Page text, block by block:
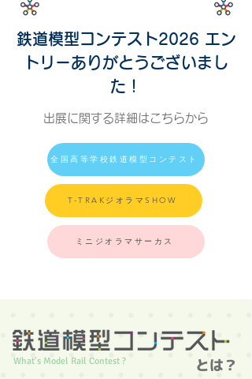
​鉄道模型コンテスト2026 エン
トリーありがとうございまし
た！
出展に関する詳細はこちらから
全国高等学校鉄道模型コンテスト
T-TRAKジオラマSHOW
ミニジオラマサーカス
What's Model Rail Contest ? ​とは？